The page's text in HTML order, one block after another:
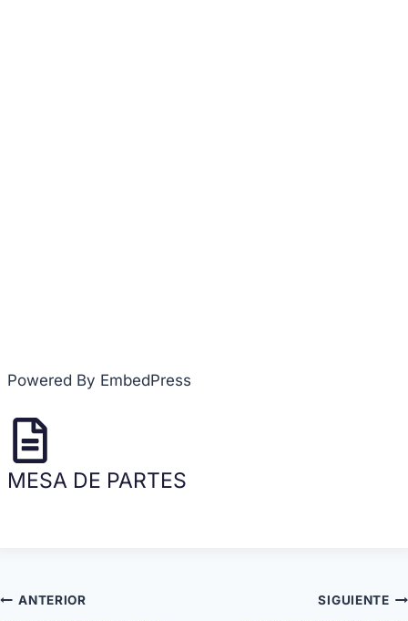
Powered By EmbedPress
MESA DE PARTES
ANTERIOR SIGUIENTE